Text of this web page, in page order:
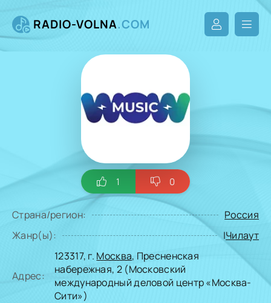
RADIO-VOLNA.COM
1 0
Страна/регион:
Россия
Жанр(ы):
|Чилаут
Адрес:
123317, г. Москва, Пресненская
набережная, 2 (Московский
международный деловой центр «Москва-
Сити»)